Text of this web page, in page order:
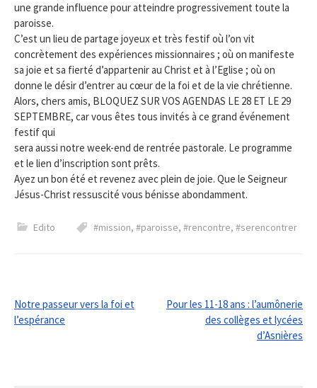
une grande influence pour atteindre progressivement toute la
paroisse.
C’est un lieu de partage joyeux et très festif où l’on vit
concrètement des expériences missionnaires ; où on manifeste
sa joie et sa fierté d’appartenir au Christ et à l’Eglise ; où on
donne le désir d’entrer au cœur de la foi et de la vie chrétienne.
Alors, chers amis, BLOQUEZ SUR VOS AGENDAS LE 28 ET LE 29
SEPTEMBRE, car vous êtes tous invités à ce grand événement
festif qui
sera aussi notre week-end de rentrée pastorale. Le programme
et le lien d’inscription sont prêts.
Ayez un bon été et revenez avec plein de joie. Que le Seigneur
Jésus-Christ ressuscité vous bénisse abondamment.
Edito #mission, #paroisse, #rencontre, #serencontrer
Post
Notre passeur vers la foi et
l’espérance
Pour les 11-18 ans : l’aumônerie
des collèges et lycées
d’Asnières